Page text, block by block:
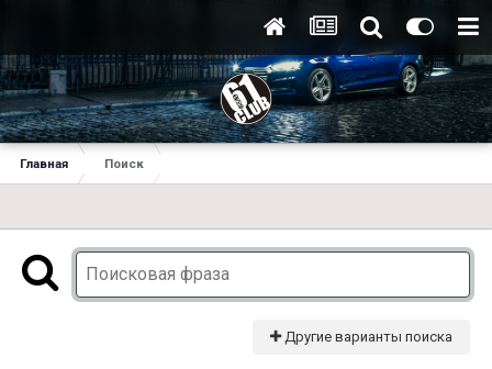
Главная Поиск
Другие варианты поиска